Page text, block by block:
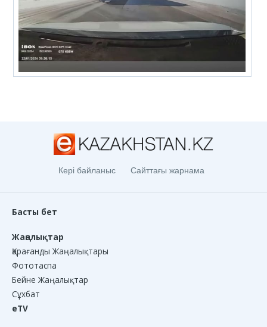
Кері байланыс Сайттағы жарнама
Басты бет
Жаңалықтар
Қарағанды Жаңалықтары
Фототаспа
Бейне Жаңалықтар
Сұхбат
eTV